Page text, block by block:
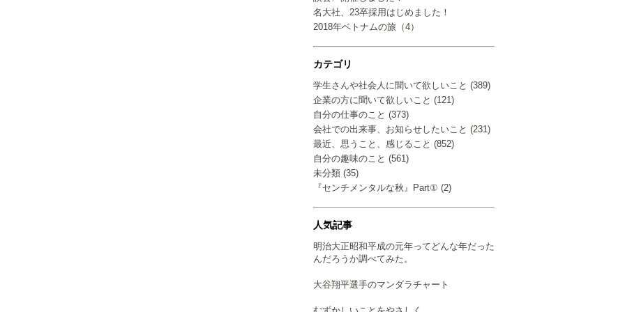
名大社、23卒採用はじめました！
2018年ベトナムの旅（4）
カテゴリ
学生さんや社会人に聞いて欲しいこと (389)
企業の方に聞いて欲しいこと (121)
自分の仕事のこと (373)
会社での出来事、お知らせしたいこと (231)
最近、思うこと、感じること (852)
自分の趣味のこと (561)
未分類 (35)
『センチメンタルな秋』Part① (2)
人気記事
明治大正昭和平成の元年ってどんな年だった
んだろうか調べてみた。
大谷翔平選手のマンダラチャート